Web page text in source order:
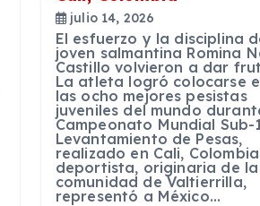
julio 14, 2026
El esfuerzo y la disciplina
joven salmantina Romina
Castillo volvieron a dar
La atleta logró colocarse
las ocho mejores pesistas
juveniles del mundo
Campeonato Mundial Sub-
Levantamiento de Pesas,
realizado en Cali,
deportista, originaria de la
comunidad de Valtierrilla,
representó a México…